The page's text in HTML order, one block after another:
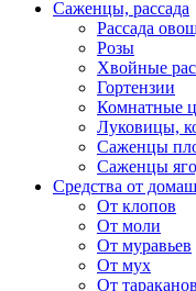
Саженцы, рассада
Рассада
Розы
Хвойные
Гортензии
Комнатные
Луковицы,
Саженцы
Саженцы
Средства от
От клопов
От моли
От муравьев
От мух
От тараканов